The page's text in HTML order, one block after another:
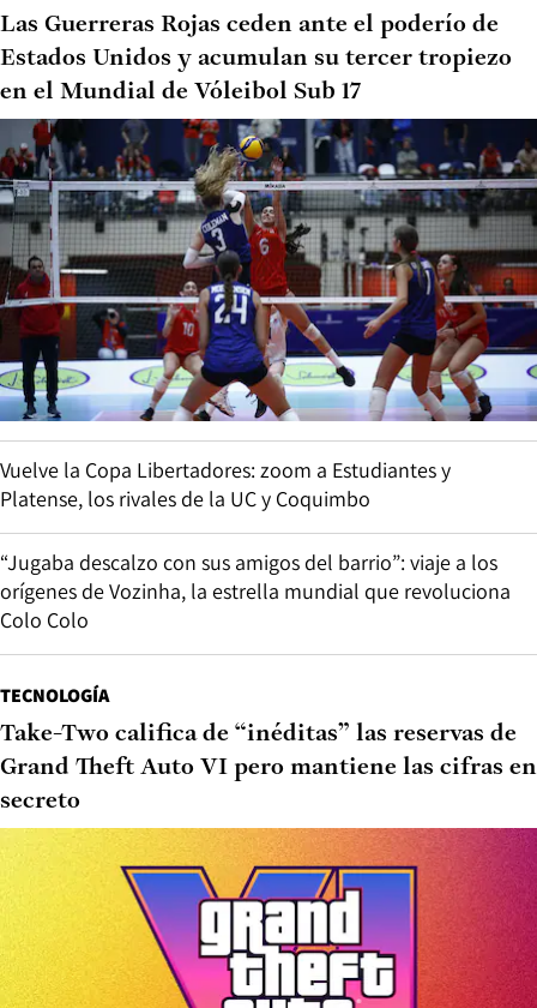
Las Guerreras Rojas ceden ante el poderío de
Estados Unidos y acumulan su tercer tropiezo
en el Mundial de Vóleibol Sub 17
Vuelve la Copa Libertadores: zoom a Estudiantes y
Platense, los rivales de la UC y Coquimbo
“Jugaba descalzo con sus amigos del barrio”: viaje a los
orígenes de Vozinha, la estrella mundial que revoluciona
Colo Colo
TECNOLOGÍA
Take-Two califica de “inéditas” las reservas de
Grand Theft Auto VI pero mantiene las cifras en
secreto